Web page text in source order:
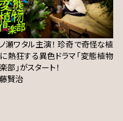
瀬ワタル主演！ 珍奇で奇怪な植
熱狂する異色ドラマ「変態植物
部」がスタート！
賢治